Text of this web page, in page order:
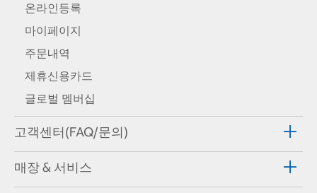
온라인등록
마이페이지
주문내역
제휴신용카드
글로벌 멤버십
고객센터(FAQ/문의)
매장 & 서비스